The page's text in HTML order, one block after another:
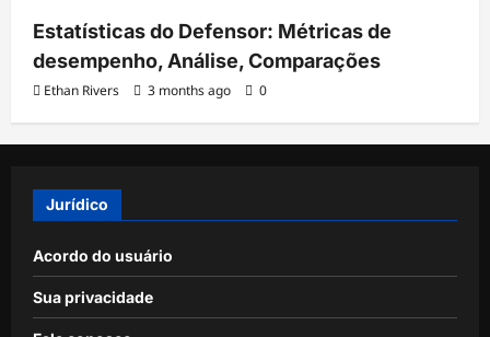
Estatísticas do Defensor: Métricas de
desempenho, Análise, Comparações
Ethan Rivers 3 months ago 0
Jurídico
Acordo do usuário
Sua privacidade